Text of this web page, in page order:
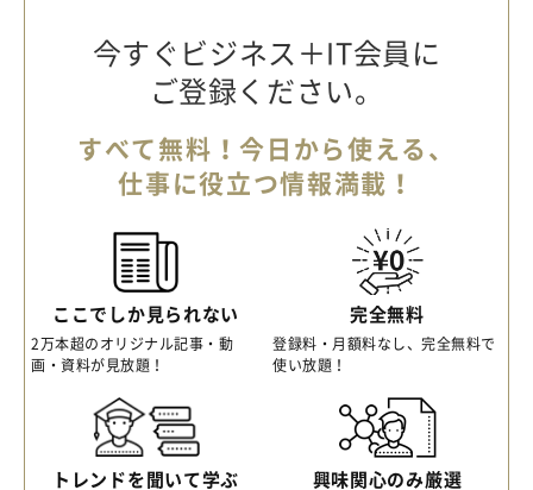
今すぐビジネス＋IT会員に
ご登録ください。
すべて無料！今日から使える、
仕事に役立つ情報満載！
ここでしか見られない
2万本超のオリジナル記事・動
画・資料が見放題！
完全無料
登録料・月額料なし、完全無料で
使い放題！
トレンドを聞いて学ぶ 興味関心のみ厳選